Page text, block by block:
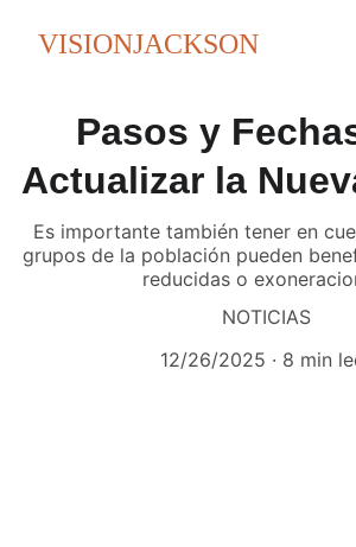
VISIONJACKSON
Pasos y
Actualizar la
Es importante también tener en
grupos de la población pueden
reducidas o
NOTICIAS
12/26/2025
8 min